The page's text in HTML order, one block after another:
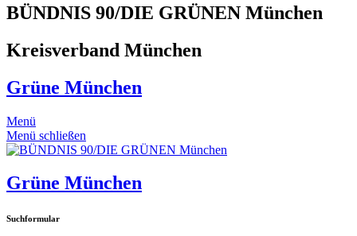
BÜNDNIS 90/DIE GRÜNEN München
Kreisverband München
Grüne München
Menü
Menü schließen
Grüne München
Suchformular